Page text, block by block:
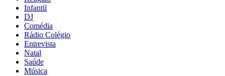
Infantil
DJ
Comédia
Rádio Colégio
Entrevista
Natal
Saúde
Música